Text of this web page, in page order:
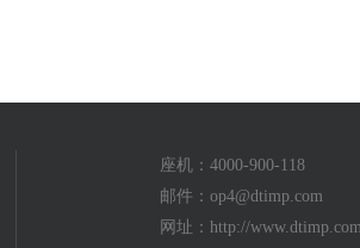
座机：4000-900-118
邮件： op4@dtimp.com
网址：http://www.dtimp.com